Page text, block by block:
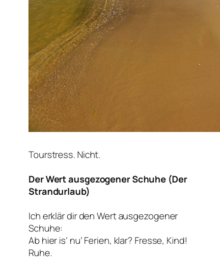
Tourstress. Nicht.
Der Wert ausgezogener Schuhe (Der
Strandurlaub)
Ich erklär dir den Wert ausgezogener
Schuhe:
Ab hier is‘ nu‘ Ferien, klar? Fresse, Kind!
Ruhe.